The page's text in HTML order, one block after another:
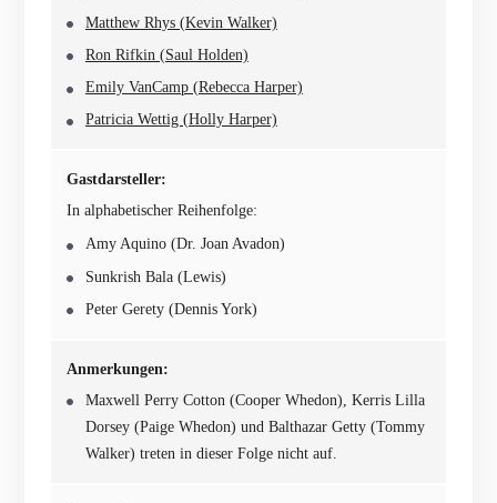
Matthew Rhys (Kevin Walker)
Ron Rifkin (Saul Holden)
Emily VanCamp (Rebecca Harper)
Patricia Wettig (Holly Harper)
Gastdarsteller:
In alphabetischer Reihenfolge:
Amy Aquino (Dr. Joan Avadon)
Sunkrish Bala (Lewis)
Peter Gerety (Dennis York)
Anmerkungen:
Maxwell Perry Cotton (Cooper Whedon), Kerris Lilla
Dorsey (Paige Whedon) und Balthazar Getty (Tommy
Walker) treten in dieser Folge nicht auf.